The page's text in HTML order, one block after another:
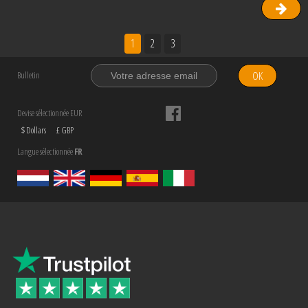
1 2 3
Bulletin OK
Devise sélectionnée EUR
$ Dollars
£ GBP
Langue sélectionnéeFR